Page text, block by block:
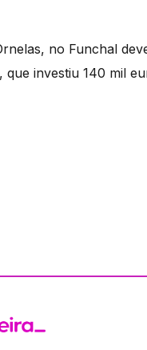
no Funchal
que investiu 140 mil